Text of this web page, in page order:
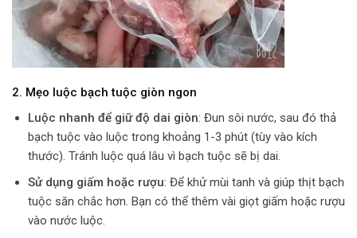
2. Mẹo luộc bạch tuộc giòn ngon
Luộc nhanh để giữ độ dai giòn: Đun sôi nước, sau đó thả
bạch tuộc vào luộc trong khoảng 1-3 phút (tùy vào kích
thước). Tránh luộc quá lâu vì bạch tuộc sẽ bị dai.
Sử dụng giấm hoặc rượu: Để khử mùi tanh và giúp thịt bạch
tuộc săn chắc hơn. Bạn có thể thêm vài giọt giấm hoặc rượu
vào nước luộc.